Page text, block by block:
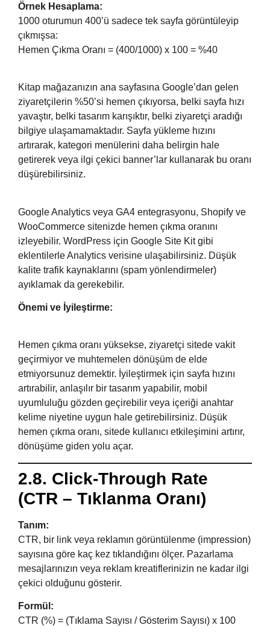
Örnek Hesaplama:
1000 oturumun 400’ü sadece tek sayfa görüntüleyip
çıkmışsa:
Hemen Çıkma Oranı = (400/1000) x 100 = %40
Kitap mağazanızın ana sayfasına Google’dan gelen
ziyaretçilerin %50’si hemen çıkıyorsa, belki sayfa hızı
yavaştır, belki tasarım karışıktır, belki ziyaretçi aradığı
bilgiye ulaşamamaktadır. Sayfa yükleme hızını
artırarak, kategori menülerini daha belirgin hale
getirerek veya ilgi çekici banner’lar kullanarak bu oranı
düşürebilirsiniz.
Google Analytics veya GA4 entegrasyonu, Shopify ve
WooCommerce sitenizde hemen çıkma oranını
izleyebilir. WordPress için Google Site Kit gibi
eklentilerle Analytics verisine ulaşabilirsiniz. Düşük
kalite trafik kaynaklarını (spam yönlendirmeler)
ayıklamak da gerekebilir.
Önemi ve İyileştirme:
Hemen çıkma oranı yüksekse, ziyaretçi sitede vakit
geçirmiyor ve muhtemelen dönüşüm de elde
etmiyorsunuz demektir. İyileştirmek için sayfa hızını
artırabilir, anlaşılır bir tasarım yapabilir, mobil
uyumluluğu gözden geçirebilir veya içeriği anahtar
kelime niyetine uygun hale getirebilirsiniz. Düşük
hemen çıkma oranı, sitede kullanıcı etkileşimini artırır,
dönüşüme giden yolu açar.
2.8. Click-Through Rate
(CTR – Tıklanma Oranı)
Tanım:
CTR, bir link veya reklamın görüntülenme (impression)
sayısına göre kaç kez tıklandığını ölçer. Pazarlama
mesajlarınızın veya reklam kreatiflerinizin ne kadar ilgi
çekici olduğunu gösterir.
Formül:
CTR (%) = (Tıklama Sayısı / Gösterim Sayısı) x 100